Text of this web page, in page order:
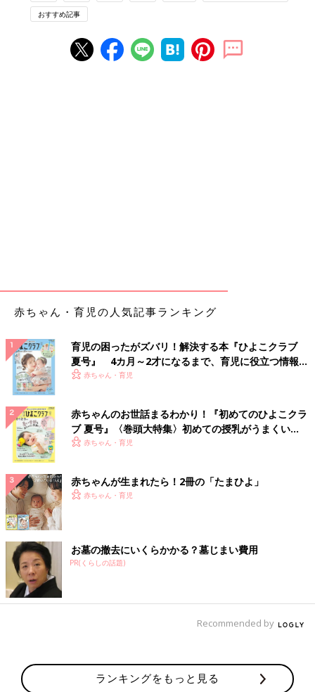
おすすめ記事
赤ちゃん・育児の人気記事ランキング
育児の困ったがズバリ！解決する本『ひよこクラブ
夏号』 4カ月～2才になるまで、育児に役立つ情報が
いっぱい！
赤ちゃん・育児
赤ちゃんのお世話まるわかり！『初めてのひよこクラ
ブ 夏号』〈巻頭大特集〉初めての授乳がうまくい
く！ おっぱい・ミルクの基本と夏のトラブル 解決テ
赤ちゃん・育児
赤ちゃんが生まれたら！2冊の「たまひよ」
赤ちゃん・育児
お墓の撤去にいくらかかる？墓じまい費用
PR(くらしの話題)
Recommended by
ランキングをもっと見る